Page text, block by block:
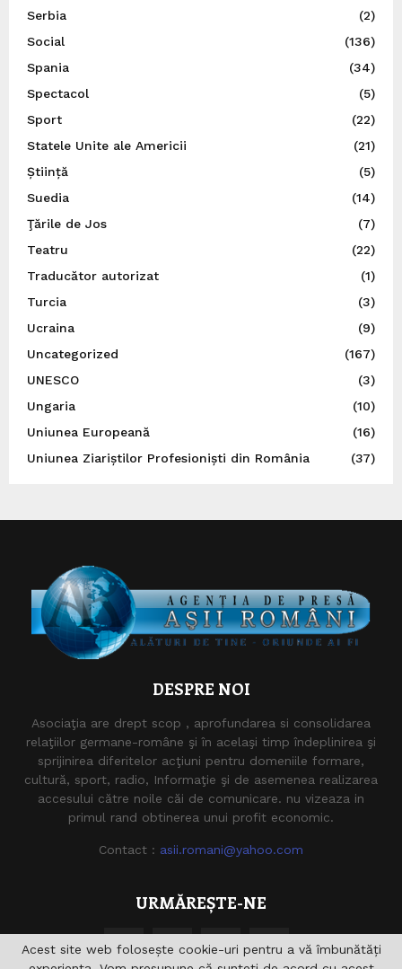
Serbia
(2)
Social
(136)
Spania
(34)
Spectacol
(5)
Sport
(22)
Statele Unite ale Americii
(21)
Știință
(5)
Suedia
(14)
Ţările de Jos
(7)
Teatru
(22)
Traducător autorizat
(1)
Turcia
(3)
Ucraina
(9)
Uncategorized
(167)
UNESCO
(3)
Ungaria
(10)
Uniunea Europeană
(16)
Uniunea Ziariștilor Profesioniști din România
(37)
DESPRE NOI
Asociaţia are drept scop , aprofundarea si consolidarea
relaţiilor germane-române şi în acelaşi timp îndeplinirea şi
sprijinirea diferitelor acţiuni pentru domeniile formare,
cultură, sport, radio, Informaţie şi de asemenea realizarea
accesului către noile căi de comunicare. nu vizeaza in
primul rand obtinerea unui profit economic.
Contact : asii.romani@yahoo.com
URMĂREȘTE-NE
Acest site web folosește cookie-uri pentru a vă îmbunătăți